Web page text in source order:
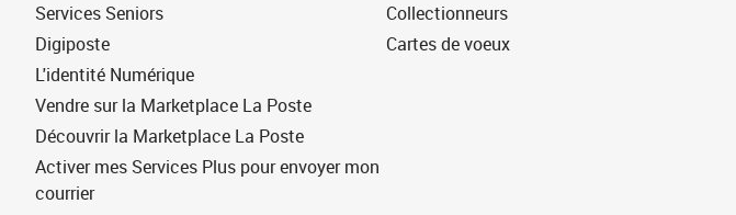
Services Seniors
Digiposte
L'identité Numérique
Vendre sur la Marketplace La Poste
Découvrir la Marketplace La Poste
Activer mes Services Plus pour envoyer mon
courrier
Collectionneurs
Cartes de voeux